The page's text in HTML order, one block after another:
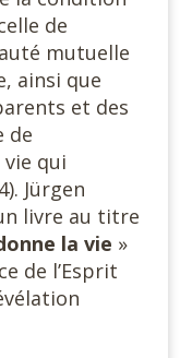
de
mutuelle
ainsi que
et des
de
qui
Jürgen
livre au titre
la vie »
de l’Esprit